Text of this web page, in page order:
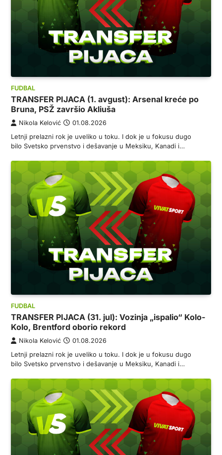
FUDBAL
TRANSFER PIJACA (1. avgust): Arsenal kreće po
Bruna, PSŽ završio Akliuša
Nikola Kelović 01.08.2026
Letnji prelazni rok je uveliko u toku. I dok je u fokusu dugo
bilo Svetsko prvenstvo i dešavanje u Meksiku, Kanadi i…
FUDBAL
TRANSFER PIJACA (31. jul): Vozinja „ispalio“ Kolo-
Kolo, Brentford oborio rekord
Nikola Kelović 01.08.2026
Letnji prelazni rok je uveliko u toku. I dok je u fokusu dugo
bilo Svetsko prvenstvo i dešavanje u Meksiku, Kanadi i…